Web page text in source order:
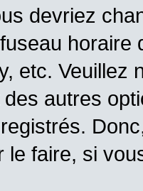
devriez
etc. Veuillez
autres
le faire, si